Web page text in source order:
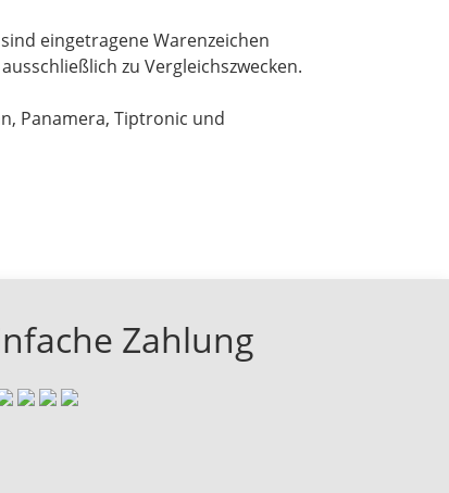
eingetragene Warenzeichen
zu Vergleichszwecken.
Panamera, Tiptronic und
Zahlung